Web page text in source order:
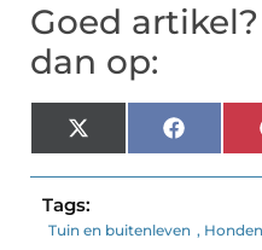
Goed
dan op:
X
(Twitter)
Tags:
Tuin en buitenleven ,